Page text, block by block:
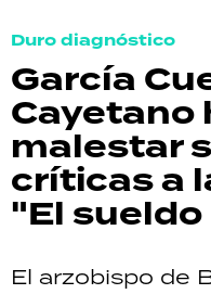
Duro diagnóstico
García
Cayetano
malestar
críticas a
"El
El arzobispo de